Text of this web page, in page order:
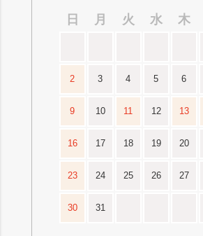
日
月 火 水 木
2 3 4 5 6
9 10 11 12 13
16 17 18 19 20
23 24 25 26 27
30 31